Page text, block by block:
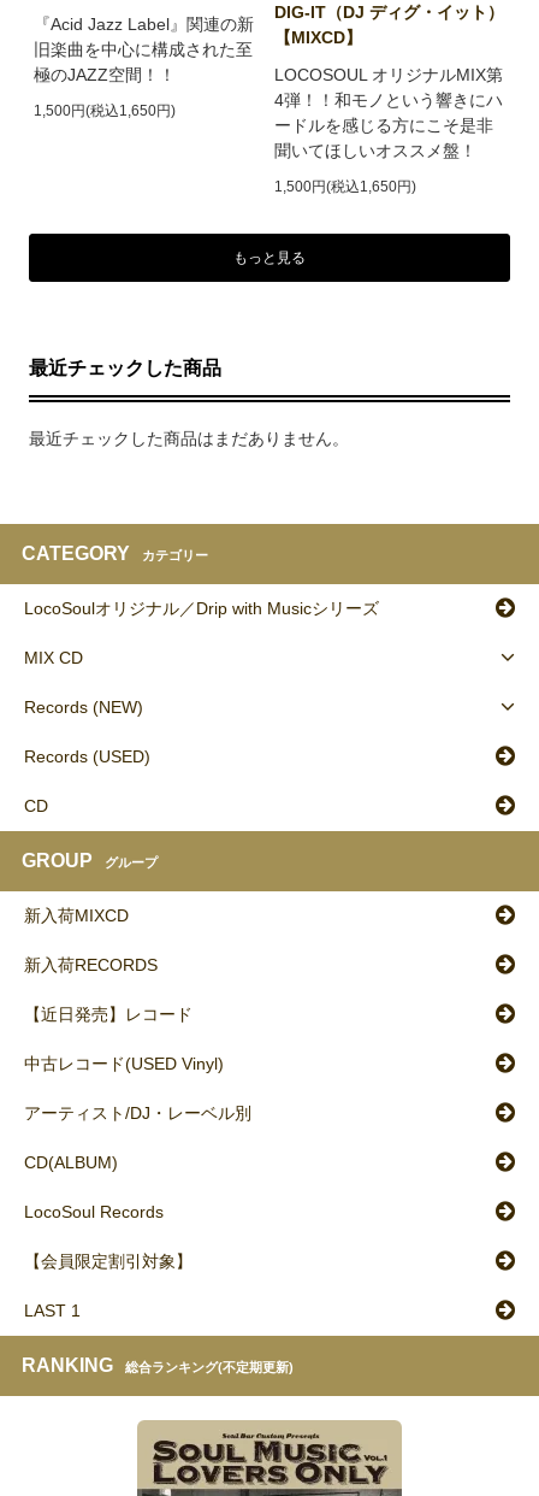
『Acid Jazz Label』関連の新
旧楽曲を中心に構成された至
極のJAZZ空間！！
1,500円(税込1,650円)
DIG-IT（DJ ディグ・イット）
【MIXCD】
LOCOSOUL オリジナルMIX第
4弾！！和モノという響きにハ
ードルを感じる方にこそ是非
聞いてほしいオススメ盤！
1,500円(税込1,650円)
もっと見る
最近チェックした商品
最近チェックした商品はまだありません。
CATEGORY カテゴリー
LocoSoulオリジナル／Drip with Musicシリーズ
MIX CD
Records (NEW)
Records (USED)
CD
GROUP グループ
新入荷MIXCD
新入荷RECORDS
【近日発売】レコード
中古レコード(USED Vinyl)
アーティスト/DJ・レーベル別
CD(ALBUM)
LocoSoul Records
【会員限定割引対象】
LAST 1
RANKING 総合ランキング(不定期更新)